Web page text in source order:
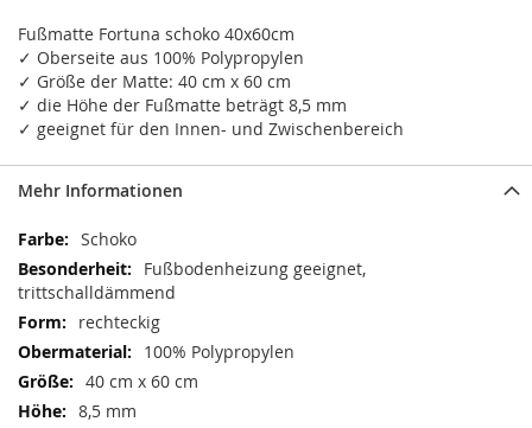
Fußmatte Fortuna schoko 40x60cm
✓ Oberseite aus 100% Polypropylen
✓ Größe der Matte: 40 cm x 60 cm
✓ die Höhe der Fußmatte beträgt 8,5 mm
✓ geeignet für den Innen- und Zwischenbereich
Mehr Informationen
Mehr
Informationen
Schoko
Fußbodenheizung geeignet,
trittschalldämmend
rechteckig
100% Polypropylen
40 cm x 60 cm
8,5 mm